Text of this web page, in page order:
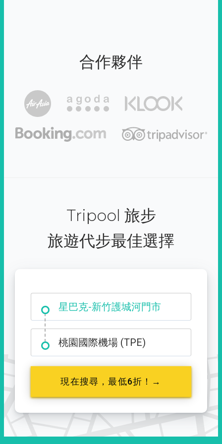
合作夥伴
Tripool 旅步
旅遊代步最佳選擇
星巴克-新竹護城河門市
大霸尖山登山口
桃園國際機場 (TPE)
現在搜尋，最低6折！→